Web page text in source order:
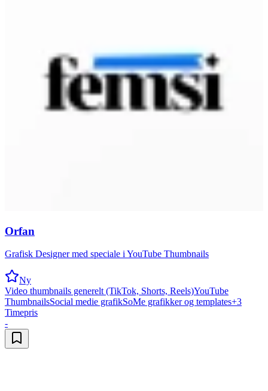
Orfan
Grafisk Designer med speciale i YouTube Thumbnails
Ny
Video thumbnails generelt (TikTok, Shorts, Reels)YouTube
ThumbnailsSocial medie grafikSoMe grafikker og templates+3
Timepris
-